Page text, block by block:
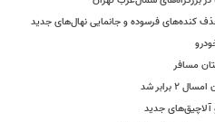
کنده‌های فرسوده و جانمایی نهال‌های جدید
مسافر
برابر شد
آلاچیق‌های جدید